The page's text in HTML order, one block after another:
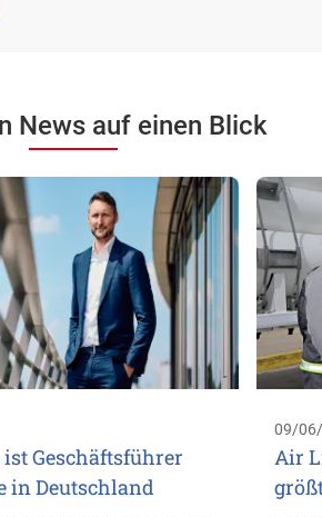
News auf einen Blick
Geschäftsführer
in Deutschland
09/
Air